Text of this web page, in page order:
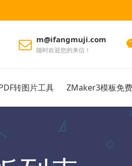
m@ifangmuji.com
随时欢迎您的来信！
转图片工具 ZMaker3模板免